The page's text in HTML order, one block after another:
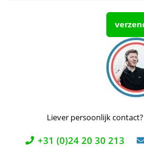
Liever persoonlijk contact?
+31 (0)24 20 30 213